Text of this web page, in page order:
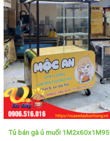
Tủ bán gà ủ muối 1M2x60x1M95